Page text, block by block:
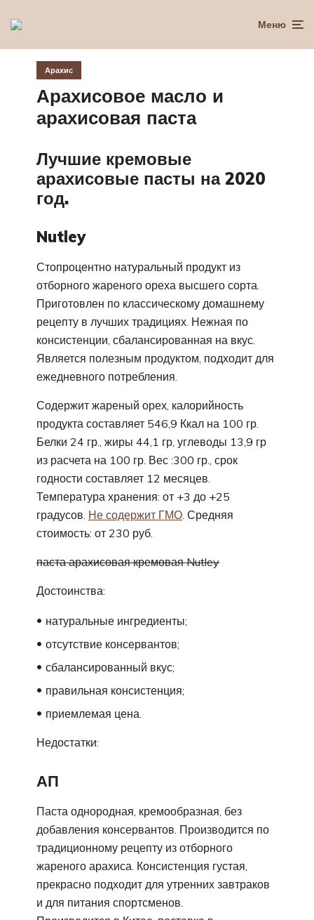
Меню
Арахис
Арахисовое масло и
арахисовая паста
Лучшие кремовые
арахисовые пасты на 2020
год.
Nutley
Стопроцентно натуральный продукт из
отборного жареного ореха высшего сорта.
Приготовлен по классическому домашнему
рецепту в лучших традициях. Нежная по
консистенции, сбалансированная на вкус.
Является полезным продуктом, подходит для
ежедневного потребления.
Содержит жареный орех, калорийность
продукта составляет 546,9 Ккал на 100 гр.
Белки 24 гр., жиры 44,1 гр, углеводы 13,9 гр
из расчета на 100 гр. Вес :300 гр., срок
годности составляет 12 месяцев.
Температура хранения: от +3 до +25
градусов. Не содержит ГМО. Средняя
стоимость: от 230 руб.
паста арахисовая кремовая Nutley
Достоинства:
натуральные ингредиенты;
отсутствие консервантов;
сбалансированный вкус;
правильная консистенция;
приемлемая цена.
Недостатки:
АП
Паста однородная, кремообразная, без
добавления консервантов. Производится по
традиционному рецепту из отборного
жареного арахиса. Консистенция густая,
прекрасно подходит для утренних завтраков
и для питания спортсменов.